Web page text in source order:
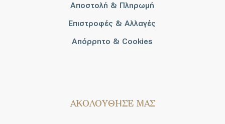
Αποστολή & Πληρωμή
Επιστροφές & Αλλαγές
Απόρρητο & Cookies
AΚΟΛΟΥΘΗΣΕ ΜΑΣ